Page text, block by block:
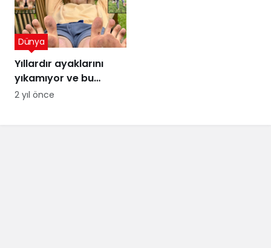
Yıllardır ayaklarını
yıkamıyor ve bu
sayede para
Dünya
2 yıl önce